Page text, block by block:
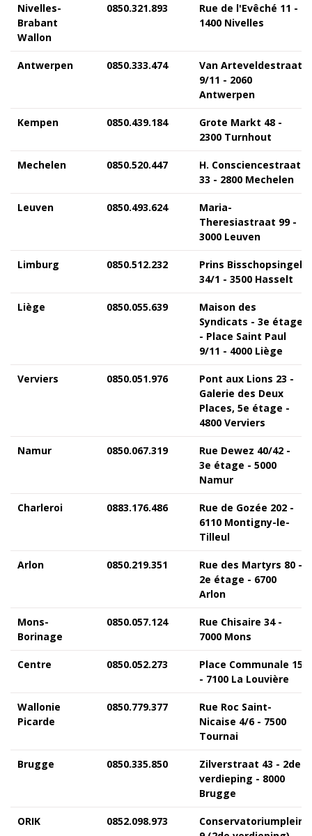
Nivelles-
Brabant
Wallon
0850.321.893
Rue de l'Evêché 11 -
1400 Nivelles
Antwerpen 0850.333.474
Van Arteveldestraat
9/11 - 2060
Antwerpen
Kempen 0850.439.184
Grote Markt 48 -
2300 Turnhout
Mechelen 0850.520.447
H. Consciencestraat
33 - 2800 Mechelen
Leuven 0850.493.624
Maria-
Theresiastraat 99 -
3000 Leuven
Limburg 0850.512.232
Prins Bisschopsingel
34/1 - 3500 Hasselt
Liège 0850.055.639
Maison des
Syndicats - 3e étage
- Place Saint Paul
9/11 - 4000 Liège
Verviers 0850.051.976
Pont aux Lions 23 -
Galerie des Deux
Places, 5e étage -
4800 Verviers
Namur 0850.067.319
Rue Dewez 40/42 -
3e étage - 5000
Namur
Charleroi 0883.176.486
Rue de Gozée 202 -
6110 Montigny-le-
Tilleul
Arlon 0850.219.351
Rue des Martyrs 80 -
2e étage - 6700
Arlon
Mons-
Borinage
0850.057.124
Rue Chisaire 34 -
7000 Mons
Centre 0850.052.273
Place Communale 15
- 7100 La Louvière
Wallonie
Picarde
0850.779.377
Rue Roc Saint-
Nicaise 4/6 - 7500
Tournai
Brugge 0850.335.850
Zilverstraat 43 - 2de
verdieping - 8000
Brugge
ORIK 0852.098.973
Conservatoriumplein